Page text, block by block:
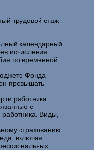
трудовой стаж
календарный
исчисления
по временной
Фонда
превышать
работника
с
Виды,
страхованию
включая